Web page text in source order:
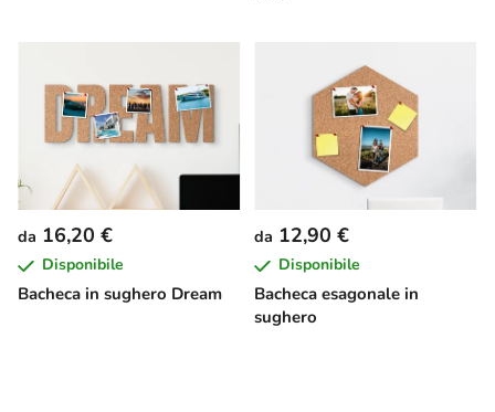
Bacheca in sughero Dream
da 16,20 €
Disponibile
Bacheca esagonale in
sughero
da 12,90 €
Disponibile